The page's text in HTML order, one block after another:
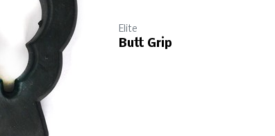
Elite
Butt Grip